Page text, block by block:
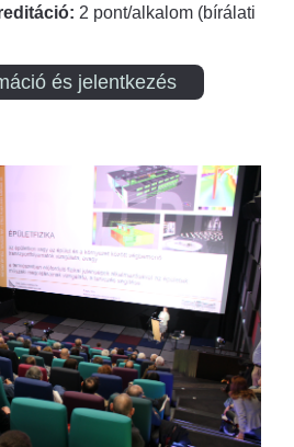
2 pont/alkalom (bírálati
és jelentkezés